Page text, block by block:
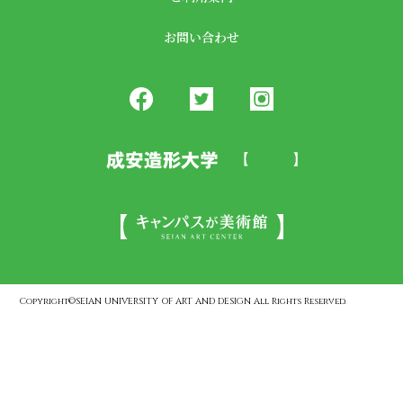
お問い合わせ
Copyright©SEIAN UNIVERSITY OF ART AND DESIGN All Rights Reserved.